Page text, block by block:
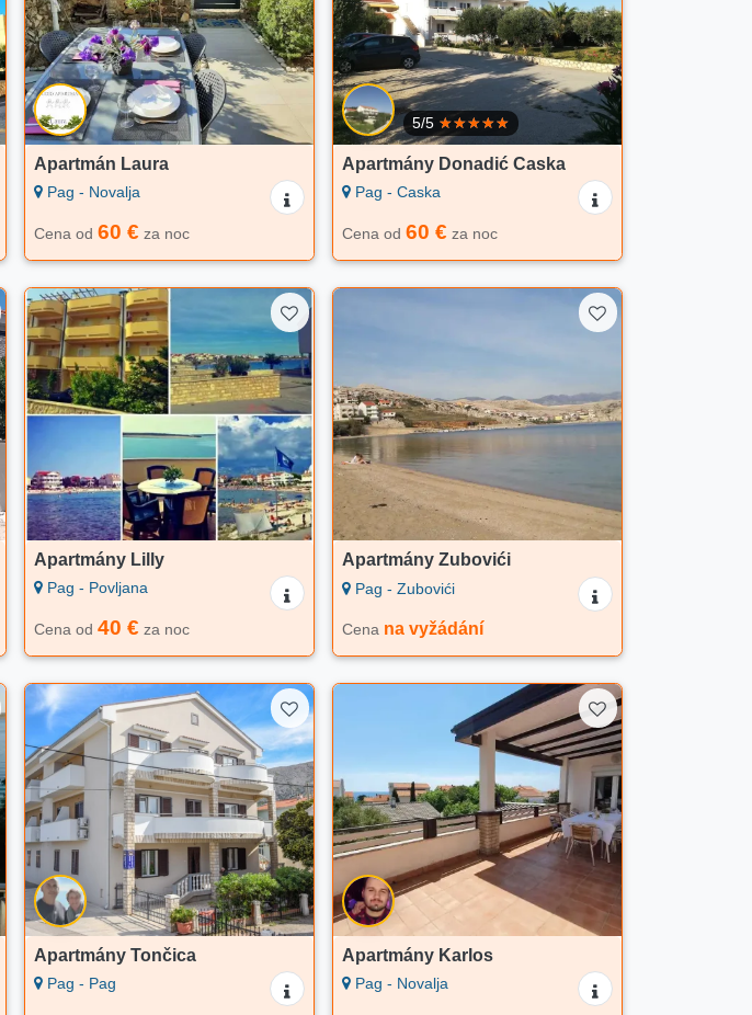
Apartmán Laura
Pag - Novalja
Cena od 60 € za noc
5/5
Apartmány Donadić Caska
Pag - Caska
Cena od 60 € za noc
Apartmány Lilly
Pag - Povljana
Cena od 40 € za noc
Apartmány Zubovići
Pag - Zubovići
Cena na vyžádání
Apartmány Tončica
Pag - Pag
Apartmány Karlos
Pag - Novalja